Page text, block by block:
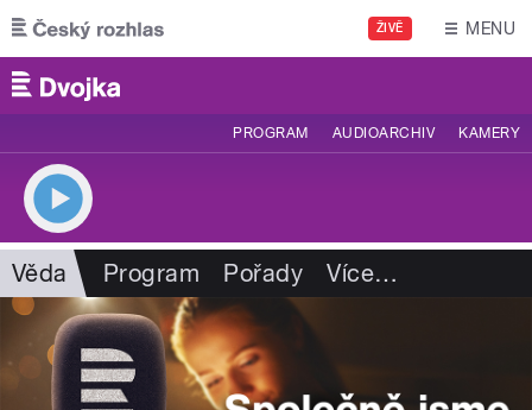
Přejít k hlavnímu obsahu
ŽIVĚ MENU
PROGRAM AUDIOARCHIV KAMERY
Věda Program Pořady Více…